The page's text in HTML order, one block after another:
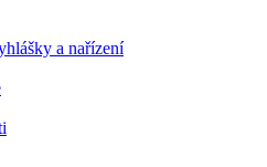
a nařízení